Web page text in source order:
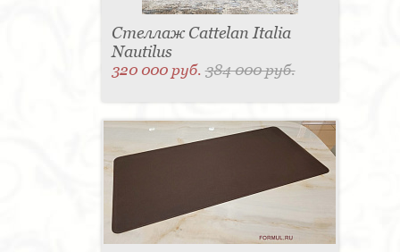
Стеллаж Cattelan Italia
Nautilus
320 000 руб.384 000 руб.